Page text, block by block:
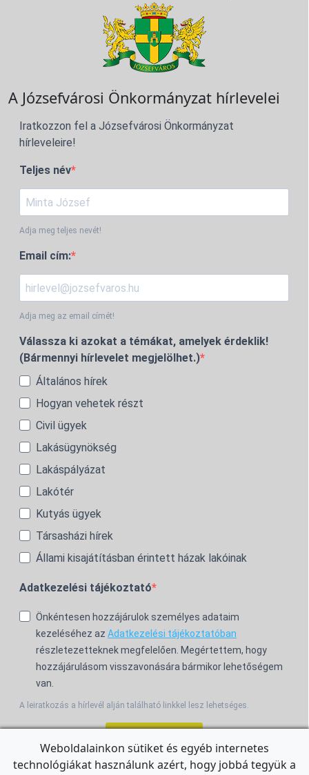
A Józsefvárosi Önkormányzat hírlevelei
Iratkozzon fel a Józsefvárosi Önkormányzat
hírleveleire!
Teljes név
Adja meg teljes nevét!
Email cím:
Adja meg az email címét!
Válassza ki azokat a témákat, amelyek érdeklik!
(Bármennyi hírlevelet megjelölhet.)
Általános hírek
Hogyan vehetek részt
Civil ügyek
Lakásügynökség
Lakáspályázat
Lakótér
Kutyás ügyek
Társasházi hírek
Állami kisajátításban érintett házak lakóinak
Adatkezelési tájékoztató
Önkéntesen hozzájárulok személyes adataim
kezeléséhez az Adatkezelési tájékoztatóban
részletezetteknek megfelelően. Megértettem, hogy
hozzájárulásom visszavonására bármikor lehetőségem
van.
A leiratkozás a hírlevél alján található linkkel lesz lehetséges.
Weboldalainkon sütiket és egyéb internetes
technológiákat használunk azért, hogy jobbá tegyük a